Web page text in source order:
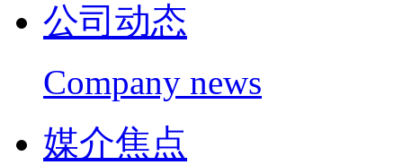
公司动态
Company news
媒介焦点